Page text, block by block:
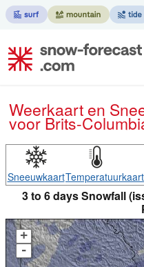
Weerkaart en
voor Brits-
SneeuwkaartTemperatuurkaart
3 to 6 days Snowfall
+
-